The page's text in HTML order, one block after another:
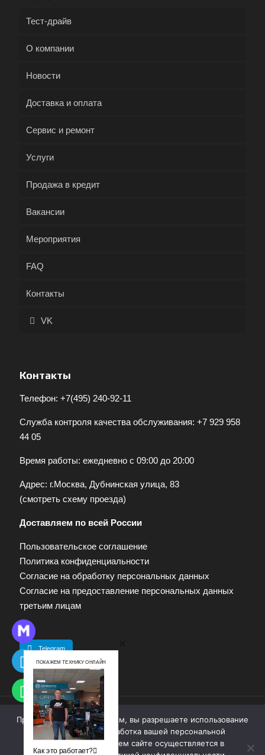
Тест-драйв
О компании
Новости
Доставка и оплата
Сервис и ремонт
Услуги
Продажа в кредит
Вакансии
Мероприятия
FAQ
Контакты
VK
Контакты
Телефон: +7(495) 240-92-11
Служба контроля качества обслуживания: +7 929 958
44 05
Время работы: ежедневно с 09:00 до 20:00
Адрес: г.Москва, Дубнинская улица, 83
(смотреть схему проезда)
Доставляем по всей России
Пользовательское соглашение
Политика конфиденциальности
Согласие на обработку персональных данных
Согласие на предоставление персональных данных
третьим лицам
Telegram
© 2009—2025. Квадропарк. Все права защищены.
Материалы, размещенные на сайте, не являются
публичной офертой. Для получения информации
Продолжая работу с сайтом, вы разрешаете использование
cookie-файлов. Обработка вашей персональной
информации на нашем сайте осуществляется в
ПОКАЖЕМ ТЕХНИКУ ОНЛАЙН
Как это работает?